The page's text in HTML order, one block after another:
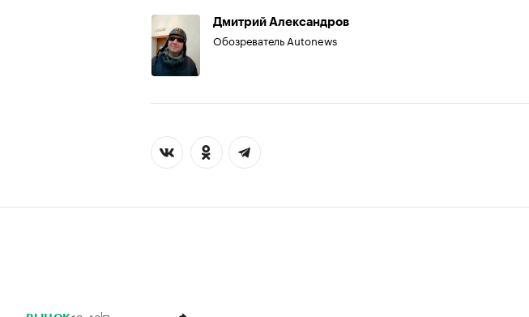
Дмитрий Александров
Обозреватель Autonews